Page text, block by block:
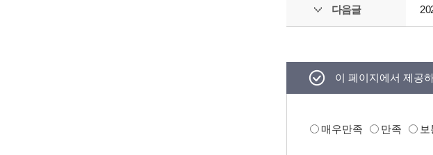
다음글
이 페이지에서 제공
매우만족 만족 보